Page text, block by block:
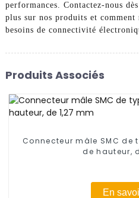
performances. Contactez-nous
plus sur nos produits et comment
besoins de connectivité
Produits Associés
Connecteur mâle SMC de
de hauteur,
En